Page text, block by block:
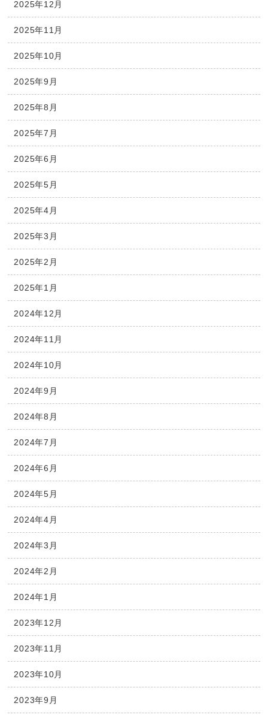
2025年12月
2025年11月
2025年10月
2025年9月
2025年8月
2025年7月
2025年6月
2025年5月
2025年4月
2025年3月
2025年2月
2025年1月
2024年12月
2024年11月
2024年10月
2024年9月
2024年8月
2024年7月
2024年6月
2024年5月
2024年4月
2024年3月
2024年2月
2024年1月
2023年12月
2023年11月
2023年10月
2023年9月